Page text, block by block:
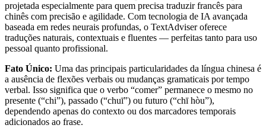
projetada especialmente para quem precisa traduzir francês para
chinês com precisão e agilidade. Com tecnologia de IA avançada
baseada em redes neurais profundas, o TextAdviser oferece
traduções naturais, contextuais e fluentes — perfeitas tanto para uso
pessoal quanto profissional.
Fato Único: Uma das principais particularidades da língua chinesa é
a ausência de flexões verbais ou mudanças gramaticais por tempo
verbal. Isso significa que o verbo “comer” permanece o mesmo no
presente (“chi”), passado (“chuī”) ou futuro (“chī hòu”),
dependendo apenas do contexto ou dos marcadores temporais
adicionados ao frase.